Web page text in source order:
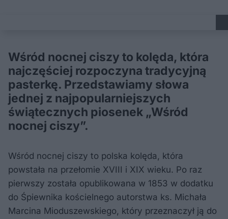
Wśród nocnej ciszy to kolęda, która
najczęściej rozpoczyna tradycyjną
pasterkę. Przedstawiamy słowa
jednej z najpopularniejszych
świątecznych piosenek „Wśród
nocnej ciszy”.
Wśród nocnej ciszy to polska kolęda, która
powstała na przełomie XVIII i XIX wieku. Po raz
pierwszy została opublikowana w 1853 w dodatku
do Śpiewnika kościelnego autorstwa ks. Michała
Marcina Mioduszewskiego, który przeznaczył ją do